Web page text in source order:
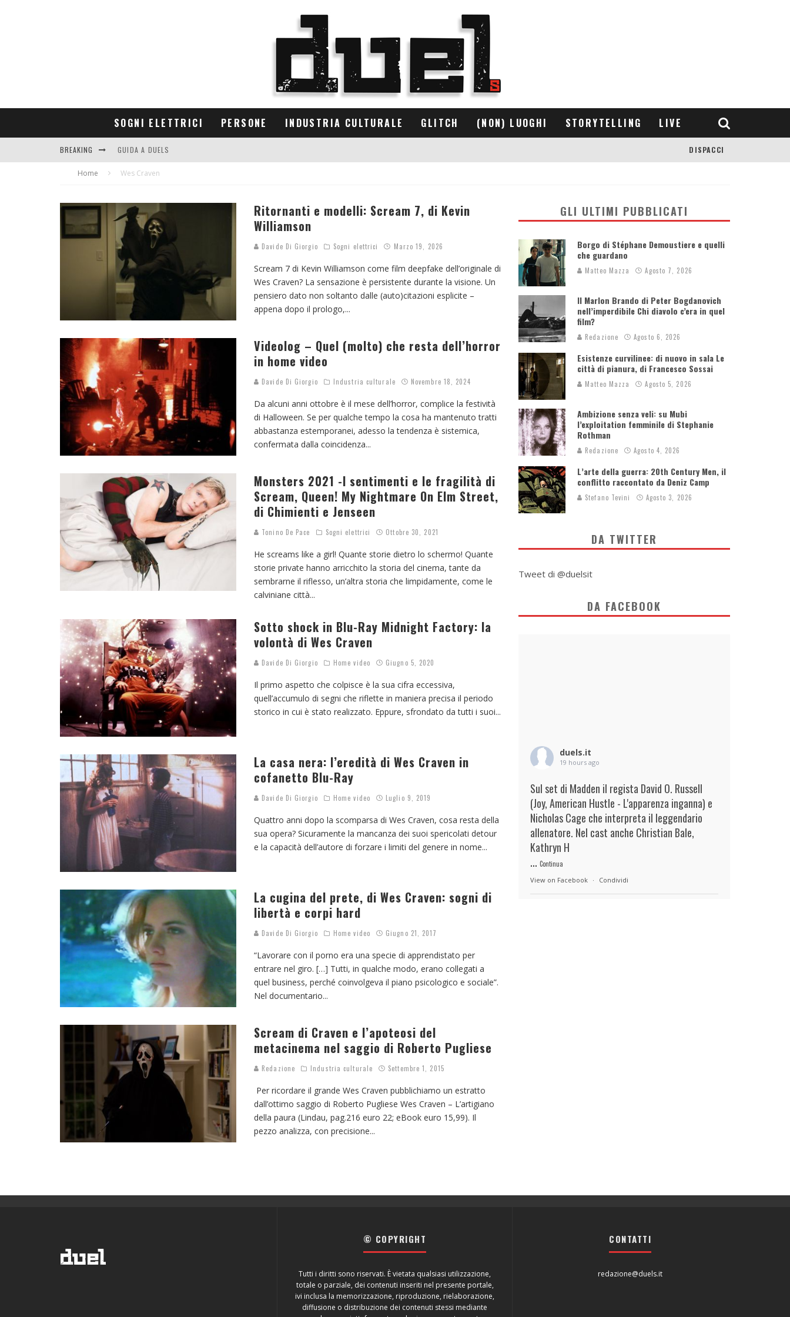
SOGNI ELETTRICI PERSONE INDUSTRIA CULTURALE GLITCH (NON) LUOGHI STORYTELLING LIVE
BREAKING GUIDA A DUELS
CONTRIBUTORS
DISPACCI
Home Wes Craven
Ritornanti e modelli: Scream 7, di Kevin
Williamson
Davide Di Giorgio Sogni elettrici Marzo 19, 2026
Scream 7 di Kevin Williamson come film deepfake dell’originale di
Wes Craven? La sensazione è persistente durante la visione. Un
pensiero dato non soltanto dalle (auto)citazioni esplicite –
appena dopo il prologo,...
Videolog – Quel (molto) che resta dell’horror
in home video
Davide Di Giorgio Industria culturale Novembre 18, 2024
Da alcuni anni ottobre è il mese dell’horror, complice la festività
di Halloween. Se per qualche tempo la cosa ha mantenuto tratti
abbastanza estemporanei, adesso la tendenza è sistemica,
confermata dalla coincidenza...
Monsters 2021 -I sentimenti e le fragilità di
Scream, Queen! My Nightmare On Elm Street,
di Chimienti e Jenseen
Tonino De Pace Sogni elettrici Ottobre 30, 2021
He screams like a girl! Quante storie dietro lo schermo! Quante
storie private hanno arricchito la storia del cinema, tante da
sembrarne il riflesso, un’altra storia che limpidamente, come le
calviniane città...
Sotto shock in Blu-Ray Midnight Factory: la
volontà di Wes Craven
Davide Di Giorgio Home video Giugno 5, 2020
Il primo aspetto che colpisce è la sua cifra eccessiva,
quell’accumulo di segni che riflette in maniera precisa il periodo
storico in cui è stato realizzato. Eppure, sfrondato da tutti i suoi...
La casa nera: l’eredità di Wes Craven in
cofanetto Blu-Ray
Davide Di Giorgio Home video Luglio 9, 2019
Quattro anni dopo la scomparsa di Wes Craven, cosa resta della
sua opera? Sicuramente la mancanza dei suoi spericolati detour
e la capacità dell’autore di forzare i limiti del genere in nome...
La cugina del prete, di Wes Craven: sogni di
libertà e corpi hard
Davide Di Giorgio Home video Giugno 21, 2017
“Lavorare con il porno era una specie di apprendistato per
entrare nel giro. […] Tutti, in qualche modo, erano collegati a
quel business, perché coinvolgeva il piano psicologico e sociale”.
Nel documentario...
Scream di Craven e l’apoteosi del
metacinema nel saggio di Roberto Pugliese
Redazione Industria culturale Settembre 1, 2015
Per ricordare il grande Wes Craven pubblichiamo un estratto
dall’ottimo saggio di Roberto Pugliese Wes Craven – L’artigiano
della paura (Lindau, pag.216 euro 22; eBook euro 15,99). Il
pezzo analizza, con precisione...
GLI ULTIMI PUBBLICATI
Borgo di Stéphane Demoustiere e quelli
che guardano
Matteo Mazza Agosto 7, 2026
Il Marlon Brando di Peter Bogdanovich
nell’imperdibile Chi diavolo c’era in quel
film?
Redazione Agosto 6, 2026
Esistenze curvilinee: di nuovo in sala Le
città di pianura, di Francesco Sossai
Matteo Mazza Agosto 5, 2026
Ambizione senza veli: su Mubi
l’exploitation femminile di Stephanie
Rothman
Redazione Agosto 4, 2026
L’arte della guerra: 20th Century Men, il
conflitto raccontato da Deniz Camp
Stefano Tevini Agosto 3, 2026
DA TWITTER
Tweet di @duelsit
DA FACEBOOK
duels.it
19 hours ago
Sul set di Madden il regista David O. Russell
(Joy, American Hustle - L'apparenza inganna) e
Nicholas Cage che interpreta il leggendario
allenatore. Nel cast anche Christian Bale,
Kathryn H
... Continua
View on Facebook · Condividi
© COPYRIGHT
Tutti i diritti sono riservati. È vietata qualsiasi utilizzazione,
totale o parziale, dei contenuti inseriti nel presente portale,
ivi inclusa la memorizzazione, riproduzione, rielaborazione,
diffusione o distribuzione dei contenuti stessi mediante
CONTATTI
redazione@duels.it